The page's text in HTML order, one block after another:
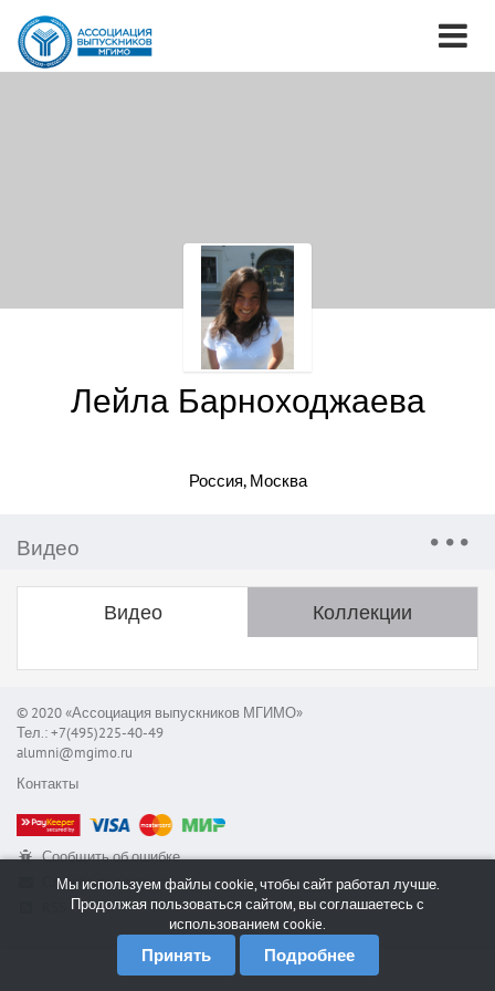
Лейла Барноходжаева
Россия, Москва
Видео
Видео Коллекции
© 2020 «Ассоциация выпускников МГИМО»
Тел.: +7(495)225-40-49
alumni@mgimo.ru
Контакты
Сообщить об ошибке
Служба поддержки
Мы используем файлы cookie, чтобы сайт работал лучше.
Продолжая пользоваться сайтом, вы соглашаетесь с
использованием cookie.
Принять Подробнее